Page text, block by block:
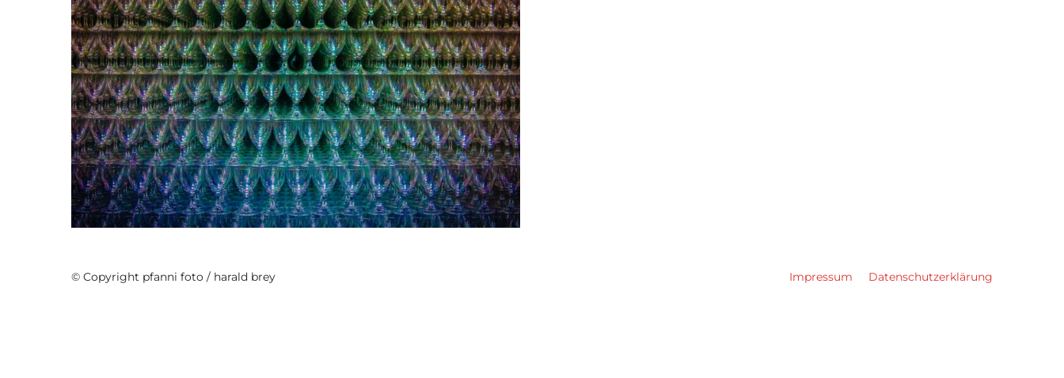
Minimalismus
Impressum Datenschutzerklärung
© Copyright pfanni foto / harald brey